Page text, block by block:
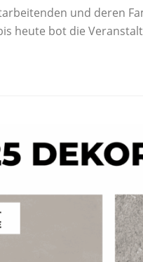
und deren
heute bot die